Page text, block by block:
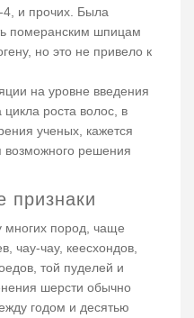
4, и прочих. Была
померанским шпицам
но это не привело к
на уровне введения
роста волос, в
ученых, кажется
возможного решения
признаки
многих пород, чаще
чау-чау, кеесхондов,
той пуделей и
шерсти обычно
годом и десятью